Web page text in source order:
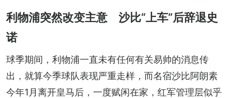
利物浦突然改变主意 沙比“上车”后辞退史
诺
球季期间，利物浦一直未有任何有关易帅的消息传
出，就算今季球队表现严重走样，而名宿沙比阿朗素
今年1月离开皇马后，一度赋闲在家，红军管理层似乎